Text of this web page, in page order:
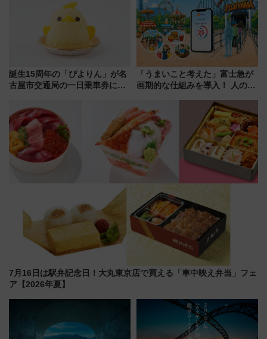
同時開催！
誕生15周年の「ぴよりん」が名
古屋市交通局の一日乗車券に！
定1万5000枚】
「うまいこと考えた」富士急が
画期的な仕組みを導入！ 人のか
ん」始動
7月16日は駅弁記念日！大丸東京店で買える「車中映え弁当」フェ
ア【2026年夏】